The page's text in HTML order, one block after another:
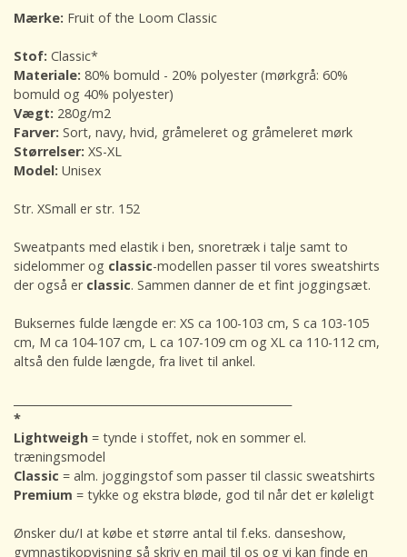
Mærke: Fruit of the Loom Classic
Stof: Classic*
Materiale: 80% bomuld - 20% polyester (mørkgrå: 60%
bomuld og 40% polyester)
Vægt: 280g/m2
Farver: Sort, navy, hvid, gråmeleret og gråmeleret mørk
Størrelser: XS-XL
Model: Unisex
Str. XSmall er str. 152
Sweatpants med elastik i ben, snoretræk i talje samt to
sidelommer og classic-modellen passer til vores sweatshirts
der også er classic. Sammen danner de et fint joggingsæt.
Buksernes fulde længde er: XS ca 100-103 cm, S ca 103-105
cm, M ca 104-107 cm, L ca 107-109 cm og XL ca 110-112 cm,
altså den fulde længde, fra livet til ankel.
*
Lightweigh = tynde i stoffet, nok en sommer el.
træningsmodel
Classic = alm. joggingstof som passer til classic sweatshirts
Premium = tykke og ekstra bløde, god til når det er køleligt
Ønsker du/I at købe et større antal til f.eks. danseshow,
gymnastikopvisning så skriv en mail til os og vi kan finde en